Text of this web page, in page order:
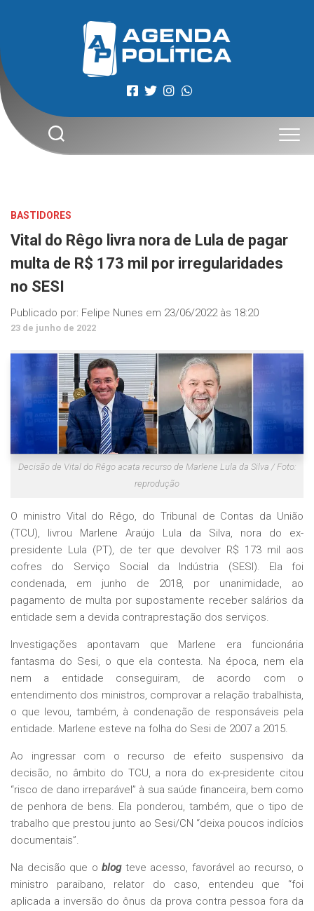
BASTIDORES
Vital do Rêgo livra nora de Lula de pagar
multa de R$ 173 mil por irregularidades
no SESI
Publicado por: Felipe Nunes em 23/06/2022 às 18:20
23 de junho de 2022
Decisão de Vital do Rêgo acata recurso de Marlene Lula da Silva / Foto:
reprodução
O ministro Vital do Rêgo, do Tribunal de Contas da União
(TCU), livrou Marlene Araújo Lula da Silva, nora do ex-
presidente Lula (PT), de ter que devolver R$ 173 mil aos
cofres do Serviço Social da Indústria (SESI). Ela foi
condenada, em junho de 2018, por unanimidade, ao
pagamento de multa por supostamente receber salários da
entidade sem a devida contraprestação dos serviços.
Investigações apontavam que Marlene era funcionária
fantasma do Sesi, o que ela contesta. Na época, nem ela
nem a entidade conseguiram, de acordo com o
entendimento dos ministros, comprovar a relação trabalhista,
o que levou, também, à condenação de responsáveis pela
entidade. Marlene esteve na folha do Sesi de 2007 a 2015.
Ao ingressar com o recurso de efeito suspensivo da
decisão, no âmbito do TCU, a nora do ex-presidente citou
“risco de dano irreparável” à sua saúde financeira, bem como
de penhora de bens. Ela ponderou, também, que o tipo de
trabalho que prestou junto ao Sesi/CN “deixa poucos indícios
documentais”.
Na decisão que o blogteve acesso, favorável ao recurso, o
ministro paraibano, relator do caso, entendeu que “foi
aplicada a inversão do ônus da prova contra pessoa fora da